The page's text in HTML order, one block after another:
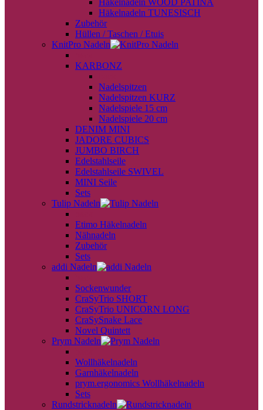
Häkelnadeln WOOD PATINA
Häkelnadeln TUNESISCH
Zubehör
Hüllen / Taschen / Etuis
KnitPro Nadeln
KARBONZ
Nadelspitzen
Nadelspitzen KURZ
Nadelspiele 15 cm
Nadelspiele 20 cm
DENIM MINI
JADORE CUBICS
JUMBO BIRCH
Edelstahlseile
Edelstahlseile SWIVEL
MINI Seile
Sets
Tulip Nadeln
Etimo Häkelnadeln
Nähnadeln
Zubehör
Sets
addi Nadeln
Sockenwunder
CraSyTrio SHORT
CraSyTrio UNICORN LONG
CraSySnake Lace
Novel Quintett
Prym Nadeln
Wollhäkelnadeln
Garnhäkelnadeln
prym.ergonomics Wollhäkelnadeln
Sets
Rundstricknadeln